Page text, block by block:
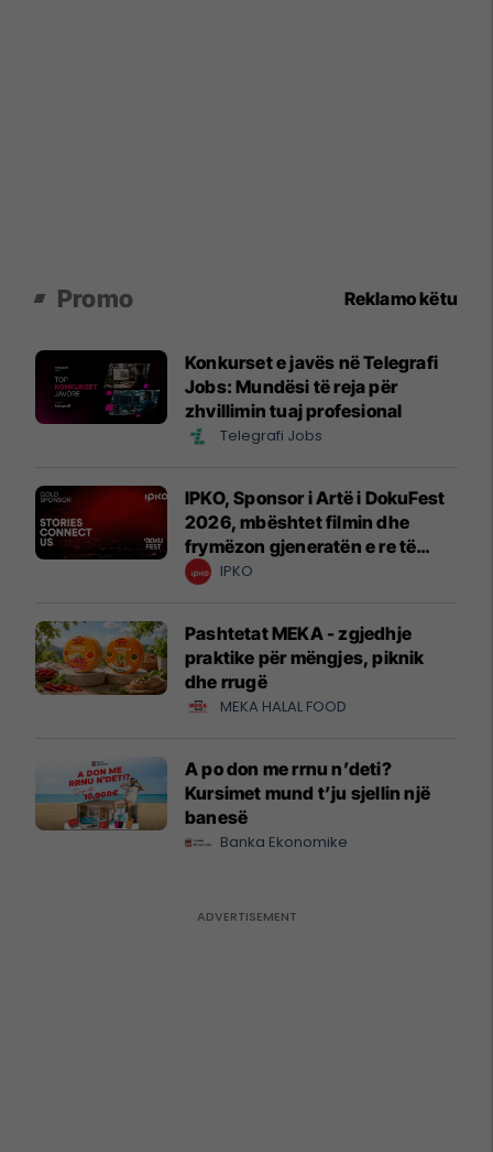
Promo Reklamo këtu
Konkurset e javës në Telegrafi
Jobs: Mundësi të reja për
zhvillimin tuaj profesional
Telegrafi Jobs
IPKO, Sponsor i Artë i DokuFest
2026, mbështet filmin dhe
frymëzon gjeneratën e re të
krijuesve
IPKO
Pashtetat MEKA - zgjedhje
praktike për mëngjes, piknik
dhe rrugë
MEKA HALAL FOOD
A po don me rrnu n’deti?
Kursimet mund t’ju sjellin një
banesë
Banka Ekonomike